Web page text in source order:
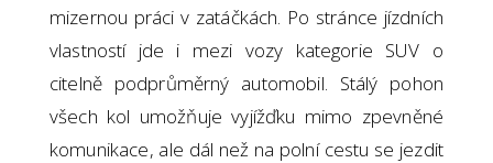
mizernou práci v zatáčkách. Po stránce jízdních
vlastností jde i mezi vozy kategorie SUV o
citelně podprůměrný automobil. Stálý pohon
všech kol umožňuje vyjížďku mimo zpevněné
komunikace, ale dál než na polní cestu se jezdit